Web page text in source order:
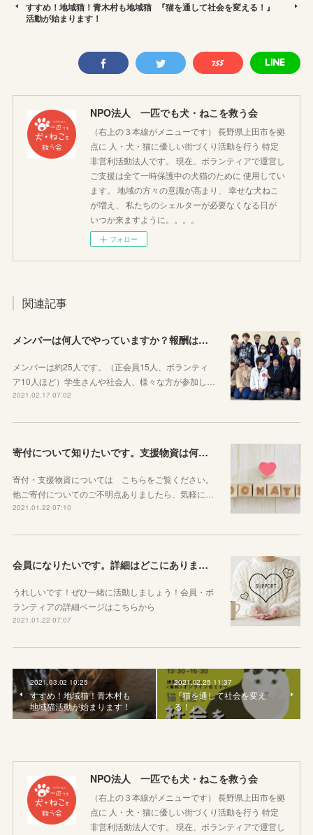
すすめ！地域猫！青木村も地域猫
活動が始まります！
『猫を通して社会を変える！』
NPO法人 一匹でも犬・ねこを救う会
（右上の３本線がメニューです） 長野県上田市を拠
点に 人・犬・猫に優しい街づくり活動を行う 特定
非営利活動法人です。 現在、ボランティアで運営し
ご支援は全て一時保護中の犬猫のために 使用してい
ます。 地域の方々の意識が高まり、 幸せな犬ねこ
が増え、 私たちのシェルターが必要なくなる日が
いつか来ますように。。。。
フォロー
関連記事
メンバーは何人でやっていますか？報酬はありますか？
メンバーは約25人です。（正会員15人、ボランティ
ア10人ほど）学生さんや社会人、様々な方が参加し…
2021.02.17 07:02
寄付について知りたいです。支援物資は何が必要ですか？どこに送ればよいですか？
寄付・支援物資については こちらをご覧ください。
他ご寄付についてのご不明点ありましたら、気軽に…
2021.01.22 07:10
会員になりたいです。詳細はどこにありますか？ ボランティアしたいです。
うれしいです！ぜひ一緒に活動しましょう！会員・ボ
ランティアの詳細ページはこちらから
2021.01.22 07:07
2021.03.02 10:25
すすめ！地域猫！青木村も
地域猫活動が始まります！
2021.02.25 11:37
『猫を通して社会を変え
る！』
NPO法人 一匹でも犬・ねこを救う会
（右上の３本線がメニューです） 長野県上田市を拠
点に 人・犬・猫に優しい街づくり活動を行う 特定
非営利活動法人です。 現在、ボランティアで運営し